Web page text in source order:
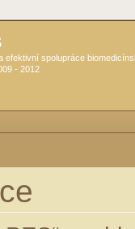
efektivní spolupráce
- 2012